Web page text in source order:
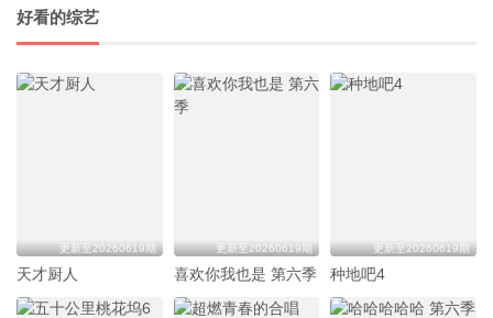
好看的综艺
更新至20260619期
天才厨人
更新至20260619期
喜欢你我也是 第六季
更新至20260619期
种地吧4